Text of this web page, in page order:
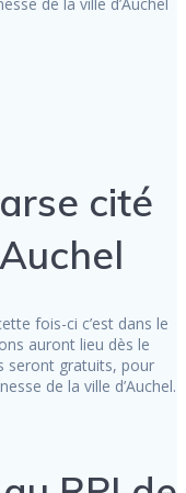
cité
fois-ci c’est dans le
auront lieu dès le
seront gratuits, pour
de la ville d’Auchel.